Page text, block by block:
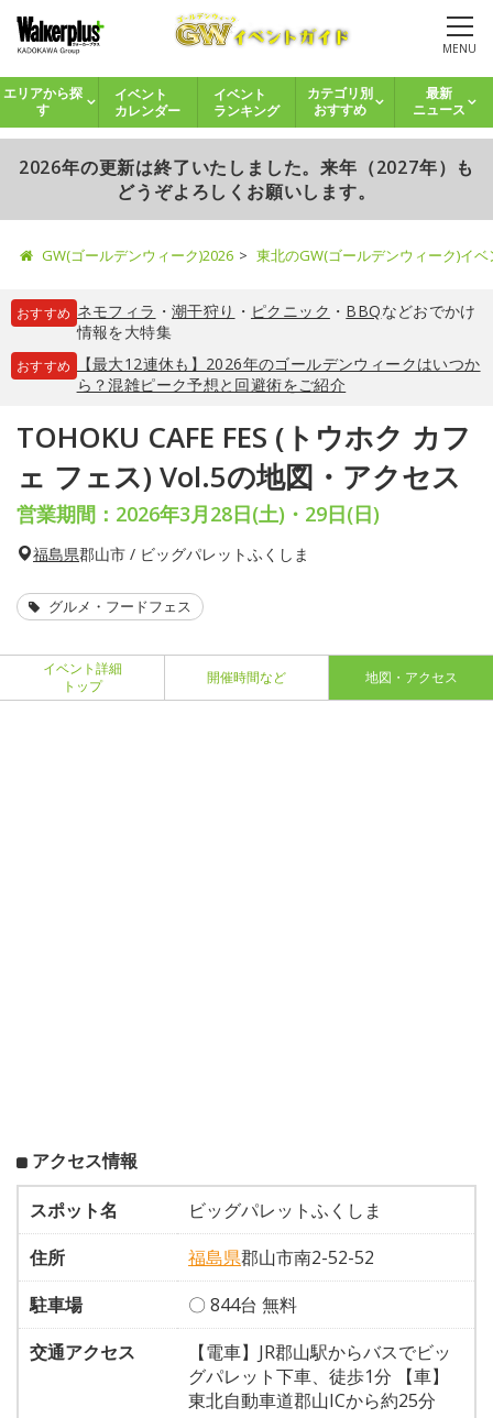
MENU
エリアから探
す
イベント
カレンダー
イベント
ランキング
カテゴリ別
おすすめ
最新
ニュース
2026年の更新は終了いたしました。来年（2027年）も
どうぞよろしくお願いします。
GW(ゴールデンウィーク)2026 東北のGW(ゴールデンウィーク)イ
おすすめ ネモフィラ ・ 潮干狩り ・ ピクニック ・ BBQなどおでかけ
情報を大特集
おすすめ
【最大12連休も】2026年のゴールデンウィークはいつか
ら？混雑ピーク予想と回避術をご紹介
TOHOKU CAFE FES (トウホク カフ
ェ フェス) Vol.5の地図・アクセス
営業期間：2026年3月28日(土)・29日(日)
福島県郡山市 / ビッグパレットふくしま
グルメ・フードフェス
イベント詳細
トップ
開催時間など 地図・アクセス
アクセス情報
スポット名
ビッグパレットふくしま
住所
福島県郡山市南2-52-52
駐車場
〇 844台 無料
交通アクセス
【電車】JR郡山駅からバスでビッ
グパレット下車、徒歩1分 【車】
東北自動車道郡山ICから約25分